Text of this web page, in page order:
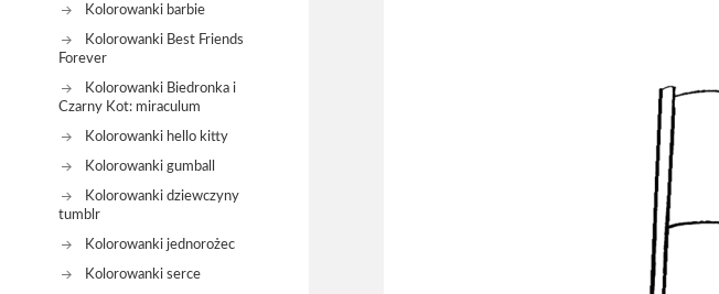
Kolorowanki barbie
Kolorowanki Best Friends
Forever
Kolorowanki Biedronka i
Czarny Kot: miraculum
Kolorowanki hello kitty
Kolorowanki gumball
Kolorowanki dziewczyny
tumblr
Kolorowanki jednorożec
Kolorowanki serce